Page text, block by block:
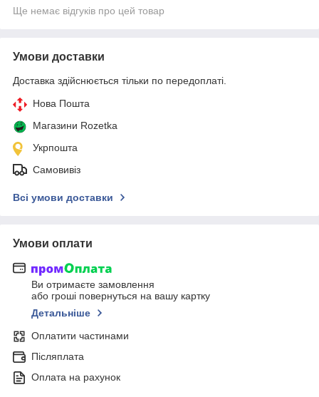
Ще немає відгуків про цей товар
Умови доставки
Доставка здійснюється тільки по передоплаті.
Нова Пошта
Магазини Rozetka
Укрпошта
Самовивіз
Всі умови доставки
Умови оплати
Ви отримаєте замовлення
або гроші повернуться на вашу картку
Детальніше
Оплатити частинами
Післяплата
Оплата на рахунок